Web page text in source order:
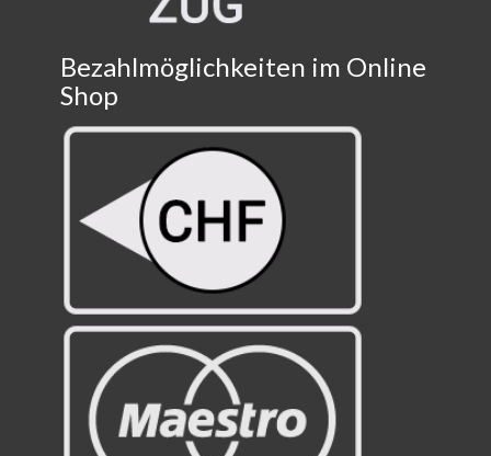
Bezahlmöglichkeiten im Online
Shop